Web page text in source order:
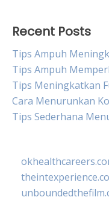
Recent Posts
Tips Ampuh
Tips Ampuh
Tips Meningkatkan
Cara Menurunkan
Tips Sederhana